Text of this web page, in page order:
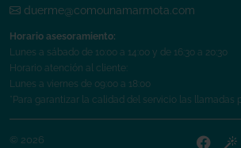
duerme@comounamarmota.com
Horario asesoramiento:
Lunes a sábado de 10:00 a 14:00 y de 16:30 a 20:30
Horario atención al cliente:
Lunes a viernes de 09:00 a 18:00
*Para garantizar la calidad del servicio las llamadas
© 2026